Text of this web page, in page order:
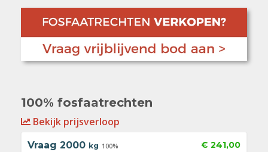
100% fosfaatrechten
Bekijk prijsverloop
Vraag 2000 kg 100% € 241,00